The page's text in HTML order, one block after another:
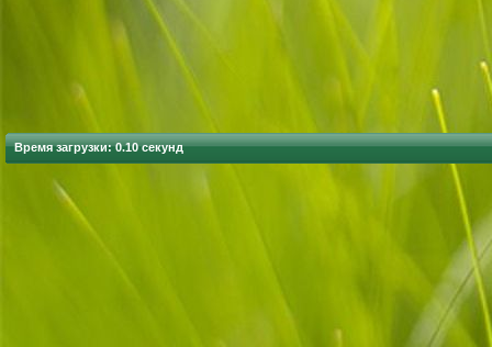
Время загрузки: 0.10 секунд